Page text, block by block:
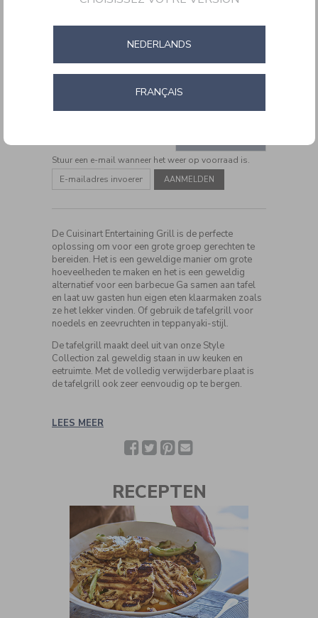
grill-
CART
OPTIONS
ACTIONS
Stuur een e-mail wanneer het weer op voorraad is.
De Cuisinart Entertaining Grill is de perfecte
oplossing om voor een grote groep gerechten te
bereiden. Het is een geweldige manier om grote
hoeveelheden te maken en het is een geweldig
alternatief voor een barbecue Ga samen aan tafel
en laat uw gasten hun eigen eten klaarmaken zoals
ze het lekker vinden. Of gebruik de tafelgrill voor
noedels en zeevruchten in teppanyaki-stijl.
De tafelgrill maakt deel uit van onze Style
Collection zal geweldig staan in uw keuken en
eetruimte. Met de volledig verwijderbare plaat is
de tafelgrill ook zeer eenvoudig op te bergen.
LEES MEER
Facebook
TwitterPinterest
Deel
met
RECEPTEN
NEDERLANDS
FRANÇAIS